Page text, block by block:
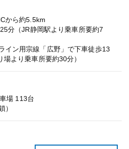
から約5.5km
分（JR静岡駅より乗車所要約7
イン用宗線「広野」で下車徒歩13
より乗車所要約30分）
場 113台
）